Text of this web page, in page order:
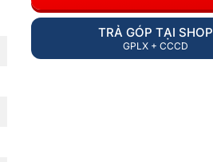
TRẢ GÓP TẠI SHOP
GPLX + CCCD